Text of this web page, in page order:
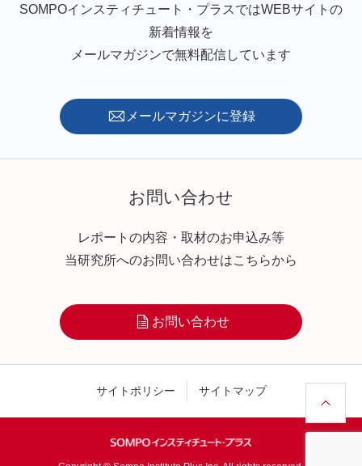
SOMPOインスティチュート・プラスではWEBサイトの
新着情報を
メールマガジンで無料配信しています
メールマガジンに登録
お問い合わせ
レポートの内容・取材のお申込み等
当研究所へのお問い合わせはこちらから
お問い合わせ
サイトポリシー サイトマップ